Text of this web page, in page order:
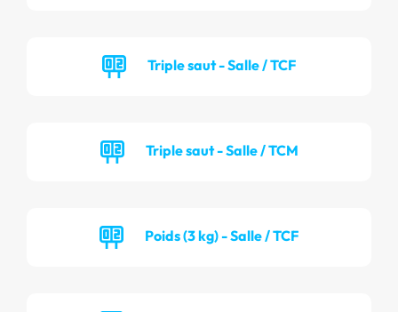
Triple saut - Salle / TCF
Triple saut - Salle / TCM
Poids (3 kg) - Salle / TCF